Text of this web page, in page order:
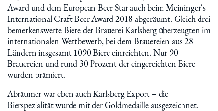
Award und dem European Beer Star auch beim Meininger's
International Craft Beer Award 2018 abgeräumt. Gleich drei
bemerkenswerte Biere der Brauerei Karlsberg überzeugten im
internationalen Wettbewerb, bei dem Brauereien aus 28
Ländern insgesamt 1090 Biere einreichten. Nur 90
Brauereien und rund 30 Prozent der eingereichten Biere
wurden prämiert.
Abräumer war eben auch Karlsberg Export – die
Bierspezialität wurde mit der Goldmedaille ausgezeichnet.